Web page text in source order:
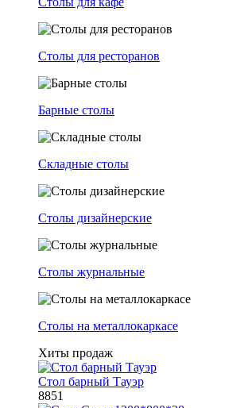
Столы для ресторанов
Барные столы
Складные столы
Столы дизайнерские
Столы журнальные
Столы на металлокаркасе
Хиты продаж
Стол барный Тауэр
8851